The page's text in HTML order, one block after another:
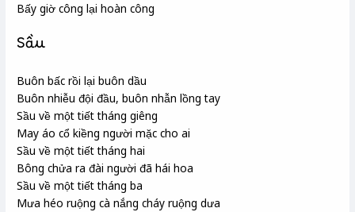
Bấy giờ công lại hoàn công
Sầu
Buôn bấc rồi lại buôn dầu
Buôn nhiễu đội đầu, buôn nhẫn lồng tay
Sầu về một tiết tháng giêng
May áo cổ kiềng người mặc cho ai
Sầu về một tiết tháng hai
Bông chửa ra đài người đã hái hoa
Sầu về một tiết tháng ba
Mưa héo ruộng cà nắng cháy ruộng dưa